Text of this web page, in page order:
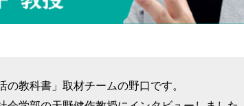
の教科書」取材チームの野口です。